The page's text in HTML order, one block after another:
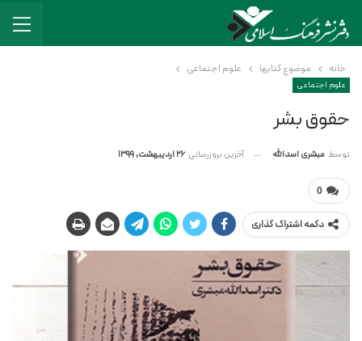
خانه موضوع کتابها علوم اجتماعی
علوم اجتماعی
حقوق بشر
توسط مبشری اسدالله آخرین بروزرسانی 26 اردیبهشت, 1399
0
دکمه اشتراک گذاری